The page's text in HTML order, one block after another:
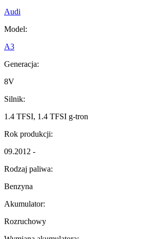
Audi
Model:
A3
Generacja:
8V
Silnik:
1.4 TFSI, 1.4 TFSI g-tron
Rok produkcji:
09.2012 -
Rodzaj paliwa:
Benzyna
Akumulator:
Rozruchowy